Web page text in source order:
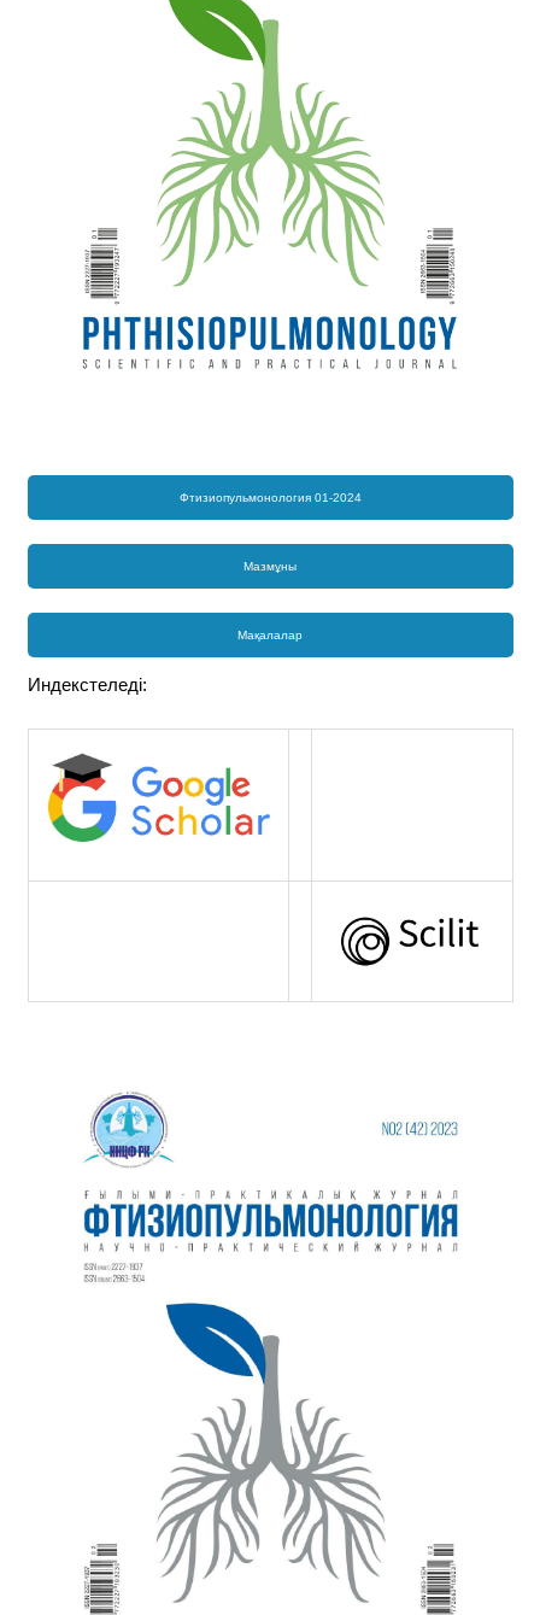
Фтизиопульмонология 01-2024
Мазмұны
Мақалалар
Индекстеледі: